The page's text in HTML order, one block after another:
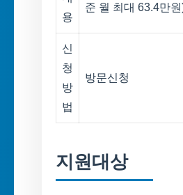
용
준 월 최대 63.4만
신
청
방
법
방문신청
지원대상